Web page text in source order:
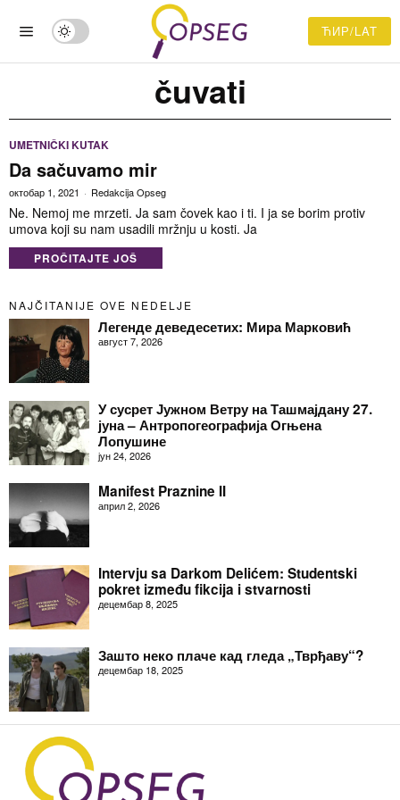
ЋИР/LAT
čuvati
UMETNIČKI KUTAK
Da sačuvamo mir
октобар 1, 2021 Redakcija Opseg
Ne. Nemoj me mrzeti. Ja sam čovek kao i ti. I ja se borim protiv
umova koji su nam usadili mržnju u kosti. Ja
PROČITAJTE JOŠ
NAJČITANIJE OVE NEDELJE
Легенде деведесетих: Мира Марковић
август 7, 2026
У сусрет Јужном Ветру на Ташмајдану 27.
јуна – Антропогеографија Огњена
Лопушине
јун 24, 2026
Manifest Praznine II
април 2, 2026
Intervju sa Darkom Delićem: Studentski
pokret između fikcija i stvarnosti
децембар 8, 2025
Зашто неко плаче кад гледа „Тврђаву“?
децембар 18, 2025